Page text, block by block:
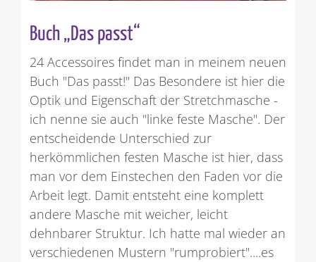
Buch „Das passt“
24 Accessoires findet man in meinem neuen
Buch "Das passt!" Das Besondere ist hier die
Optik und Eigenschaft der Stretchmasche -
ich nenne sie auch "linke feste Masche". Der
entscheidende Unterschied zur
herkömmlichen festen Masche ist hier, dass
man vor dem Einstechen den Faden vor die
Arbeit legt. Damit entsteht eine komplett
andere Masche mit weicher, leicht
dehnbarer Struktur. Ich hatte mal wieder an
verschiedenen Mustern "rumprobiert"....es